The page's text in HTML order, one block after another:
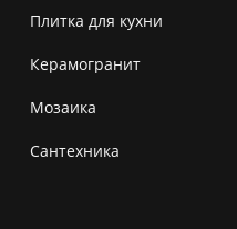
Плитка для кухни
Керамогранит
Мозаика
Сантехника